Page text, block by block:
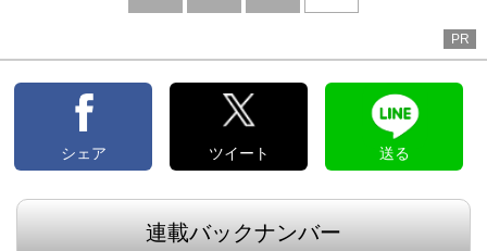
PR
シェア ツイート 送る
連載バックナンバー